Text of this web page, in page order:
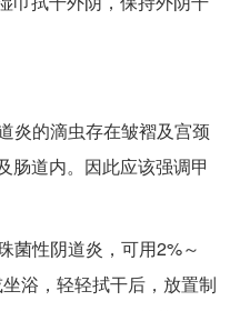
炎的滴虫存在皱褶及宫颈
肠道内。因此应该强调甲
菌性阴道炎，可用2%～
浴，轻轻拭干后，放置制